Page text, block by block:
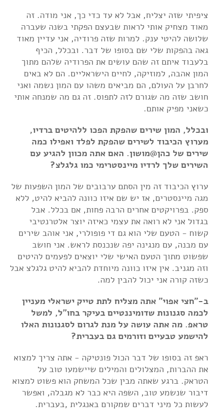
ציפיתי שזה יצליח, אבל לא עד כדי כך, אני מודה. זה
מאוד מצחיק אותי לראות שבעצם הפקתי בשנה שעברה
שלושה להיטי ענק. למרות שזה פרודיה, אני עדיין מאוד
גאה בהפקות שלי שם בסופו של דבר. ובכלל, הכיף
בלעבוד איתם זה שהם עושים את הפרודיה שלהם מתוך
המון אהבה, למוזיקה, לחיים הישראליים. הם לא באים
לחרבן על העולם, הם מביאים משהו עם המון נשמה ואני
חושב שזה מה שגורם לזה לתפוס. זה גם מה שמנחה אותי
כשאני מפיק אותם.
ובכלל, המון שירים שהפקת הפכו ללהיטים ברדיו,
מערוץ הכיבוד לשירים שהפקת לפלד ואפילו כמה
שירים של כהן@מושון. האם אתה מכוון להגיע עם
השירים שלך לרדיו מיינסטרימי כמו גלגלצ?
ערוץ הכיבוד זה מין הסתם ערבובים של המון השפעות של
מגה מיינסטרים, אז יש שם איזו כוונה להביא להיט, ללא
ספק. בפרויקטים אחרים הרבה פחות, אם בכלל. אבל
בגדול אני לא רואה את עצמי כאיזה יוצר אלטרנטיבי
קשוח - הטעם שלי הוא גם די פופולרי, אני אוהב שירים
עם מבנה, עם מנגינה יפה שנכנסת לראש. אני חושב
שפשוט מתוך הטעם האישי שלי יוצאים לפעמים להיטים
וזה מגניב. אין איזו כוונה מיוחדת להביא להיט גלגלצ אבל
כשזה קורה אני יכול להבין למה.
ב-"חצי אפוי" אתה מצליח לתת טייק ישראלי מעניין
לכמה סגנונות שדומיננטיים בעיקר בחו"ל, למשל
טראפ. מה אתה עושה על מנת לגרום לסגנונות האלו
להישמע טבעיים וזורמים גם בעברית?
ראפ זה בסופו של דבר הכול פונטיקה - אתה צריך למצוא
את ההברות, המצלולים והמילים שיישמעו טוב על
הטראק. ברגע שאתה מבין שכל המשחק הוא פשוט למצוא
דיבור שנשמע טוב, השפה היא כבר לא מגבלה, ואפשר
לעשות כל מיני דברים שמקורם באנגלית ,בעברית.